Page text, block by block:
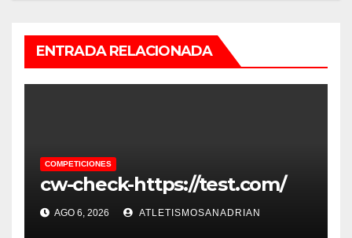
ENTRADA RELACIONADA
COMPETICIONES
cw-check-https://test.com/
AGO 6, 2026 ATLETISMOSANADRIAN